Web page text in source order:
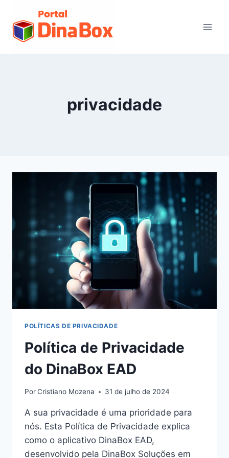
privacidade
POLÍTICAS DE PRIVACIDADE
Política de Privacidade
do DinaBox EAD
PorCristiano Mozena 31 de julho de 2024
A sua privacidade é uma prioridade para
nós. Esta Política de Privacidade explica
como o aplicativo DinaBox EAD,
desenvolvido pela DinaBox Soluções em